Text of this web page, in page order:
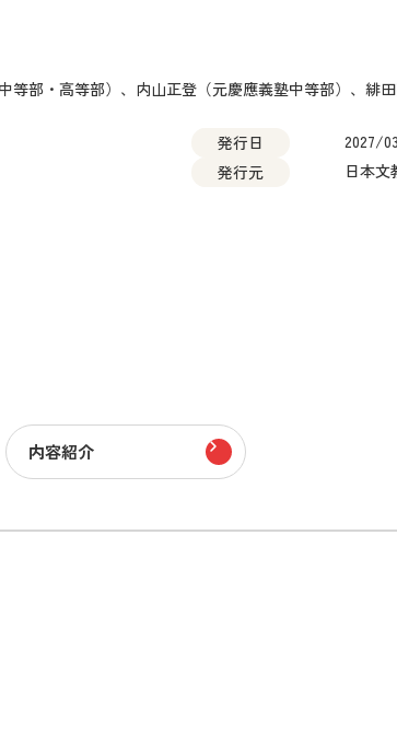
等部・高等部）、内山正登（元慶應義塾中等部）、緋
発行日
2027/
発行元
日本文
内容紹介